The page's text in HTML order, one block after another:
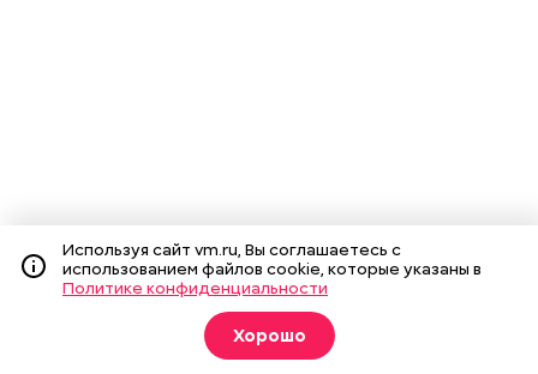
Используя сайт vm.ru, Вы соглашаетесь с
использованием файлов cookie, которые указаны в
Политике конфиденциальности
Хорошо